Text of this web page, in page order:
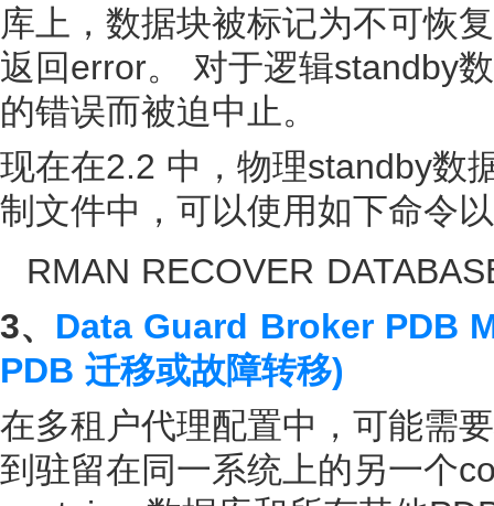
库上，数据块被标记为不可恢
返回error。 对于逻辑standby
的错误而被迫中止。
现在在2.2 中，物理standby数
制文件中，可以使用如下命令
RMAN RECOVER
3、 Data Guard Broker PDB
PDB 迁移或故障转移)
在多租户代理配置中，可能需
到驻留在同一系统上的另一个